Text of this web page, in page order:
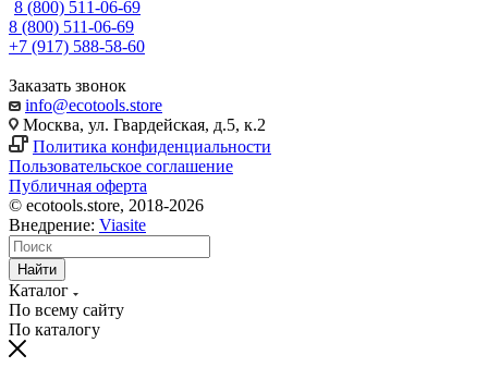
8 (800) 511-06-69
8 (800) 511-06-69
+7 (917) 588-58-60
Заказать звонок
info@ecotools.store
Москва, ул. Гвардейская, д.5, к.2
Политика конфиденциальности
Пользовательское соглашение
Публичная оферта
© ecotools.store, 2018-2026
Внедрение: Viasite
Найти
Каталог
По всему сайту
По каталогу